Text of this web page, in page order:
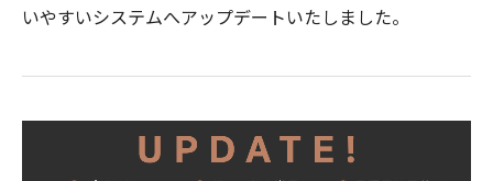
いやすいシステムへアップデートいたしました。